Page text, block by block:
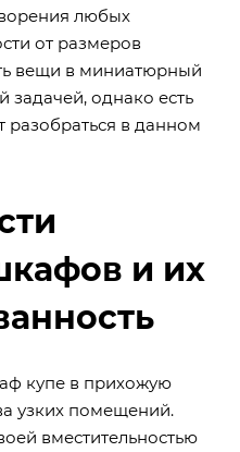
любых
от размеров
вещи в миниатюрный
однако есть
разобраться в данном
и их
купе в прихожую
узких помещений.
вместительностью